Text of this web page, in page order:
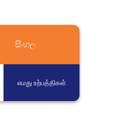
සිංහල
எமது உற்பத்திகள்